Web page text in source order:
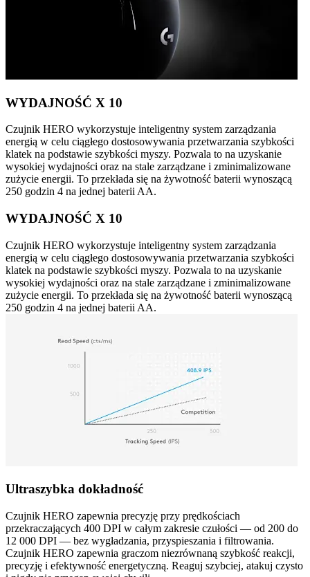
WYDAJNOŚĆ X 10
Czujnik HERO wykorzystuje inteligentny system zarządzania
energią w celu ciągłego dostosowywania przetwarzania szybkości
klatek na podstawie szybkości myszy. Pozwala to na uzyskanie
wysokiej wydajności oraz na stale zarządzane i zminimalizowane
zużycie energii. To przekłada się na żywotność baterii wynoszącą
250 godzin 4 na jednej baterii AA.
WYDAJNOŚĆ X 10
Czujnik HERO wykorzystuje inteligentny system zarządzania
energią w celu ciągłego dostosowywania przetwarzania szybkości
klatek na podstawie szybkości myszy. Pozwala to na uzyskanie
wysokiej wydajności oraz na stale zarządzane i zminimalizowane
zużycie energii. To przekłada się na żywotność baterii wynoszącą
250 godzin 4 na jednej baterii AA.
Ultraszybka dokładność
Czujnik HERO zapewnia precyzję przy prędkościach
przekraczających 400 DPI w całym zakresie czułości — od 200 do
12 000 DPI — bez wygładzania, przyspieszania i filtrowania.
Czujnik HERO zapewnia graczom niezrównaną szybkość reakcji,
precyzję i efektywność energetyczną. Reaguj szybciej, atakuj czysto